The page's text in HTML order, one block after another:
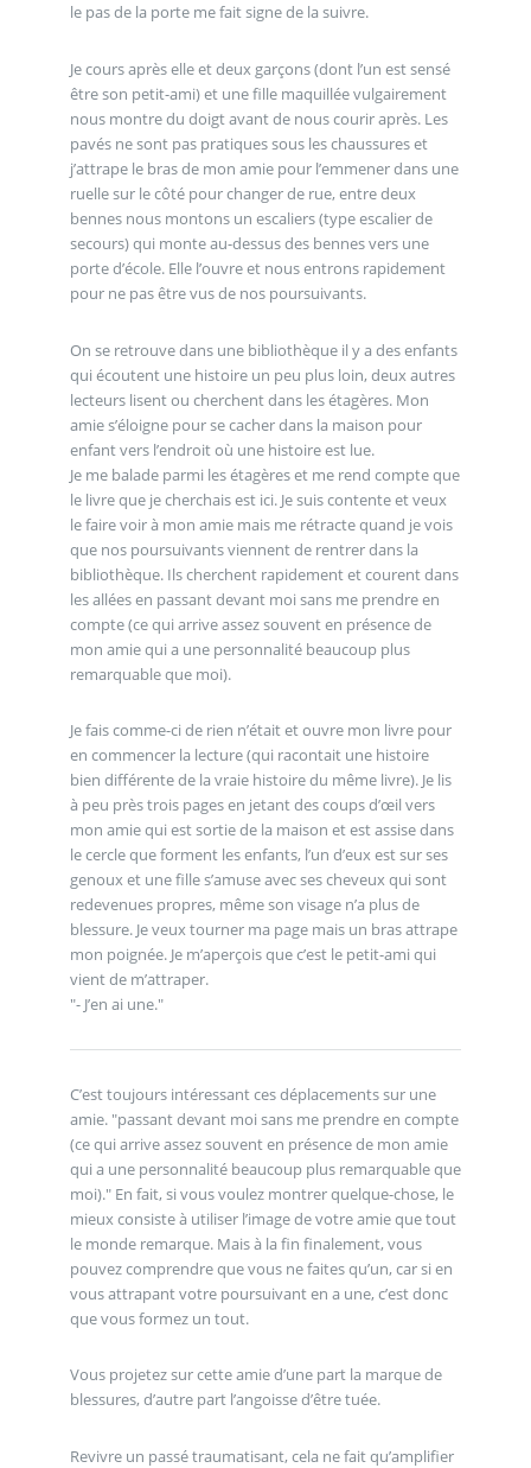
le pas de la porte me fait signe de la suivre.
Je cours après elle et deux garçons (dont l’un est sensé
être son petit-ami) et une fille maquillée vulgairement
nous montre du doigt avant de nous courir après. Les
pavés ne sont pas pratiques sous les chaussures et
j’attrape le bras de mon amie pour l’emmener dans une
ruelle sur le côté pour changer de rue, entre deux
bennes nous montons un escaliers (type escalier de
secours) qui monte au-dessus des bennes vers une
porte d’école. Elle l’ouvre et nous entrons rapidement
pour ne pas être vus de nos poursuivants.
On se retrouve dans une bibliothèque il y a des enfants
qui écoutent une histoire un peu plus loin, deux autres
lecteurs lisent ou cherchent dans les étagères. Mon
amie s’éloigne pour se cacher dans la maison pour
enfant vers l’endroit où une histoire est lue.
Je me balade parmi les étagères et me rend compte que
le livre que je cherchais est ici. Je suis contente et veux
le faire voir à mon amie mais me rétracte quand je vois
que nos poursuivants viennent de rentrer dans la
bibliothèque. Ils cherchent rapidement et courent dans
les allées en passant devant moi sans me prendre en
compte (ce qui arrive assez souvent en présence de
mon amie qui a une personnalité beaucoup plus
remarquable que moi).
Je fais comme-ci de rien n’était et ouvre mon livre pour
en commencer la lecture (qui racontait une histoire
bien différente de la vraie histoire du même livre). Je lis
à peu près trois pages en jetant des coups d’œil vers
mon amie qui est sortie de la maison et est assise dans
le cercle que forment les enfants, l’un d’eux est sur ses
genoux et une fille s’amuse avec ses cheveux qui sont
redevenues propres, même son visage n’a plus de
blessure. Je veux tourner ma page mais un bras attrape
mon poignée. Je m’aperçois que c’est le petit-ami qui
vient de m’attraper.
"- J’en ai une."
C’est toujours intéressant ces déplacements sur une
amie. "passant devant moi sans me prendre en compte
(ce qui arrive assez souvent en présence de mon amie
qui a une personnalité beaucoup plus remarquable que
moi)." En fait, si vous voulez montrer quelque-chose, le
mieux consiste à utiliser l’image de votre amie que tout
le monde remarque. Mais à la fin finalement, vous
pouvez comprendre que vous ne faites qu’un, car si en
vous attrapant votre poursuivant en a une, c’est donc
que vous formez un tout.
Vous projetez sur cette amie d’une part la marque de
blessures, d’autre part l’angoisse d’être tuée.
Revivre un passé traumatisant, cela ne fait qu’amplifier